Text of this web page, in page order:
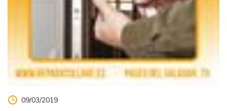
09/03/2019